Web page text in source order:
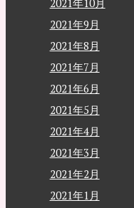
2021年10月
2021年9月
2021年8月
2021年7月
2021年6月
2021年5月
2021年4月
2021年3月
2021年2月
2021年1月